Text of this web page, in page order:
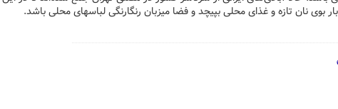
بوی نان تازه و غذای محلی بپیچد و فضا میزبان رنگارنگی لباسهای محلی باشد.